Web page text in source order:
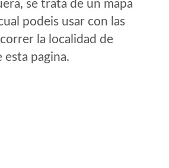
se trata de un mapa
podeis usar con las
la localidad de
esta pagina.